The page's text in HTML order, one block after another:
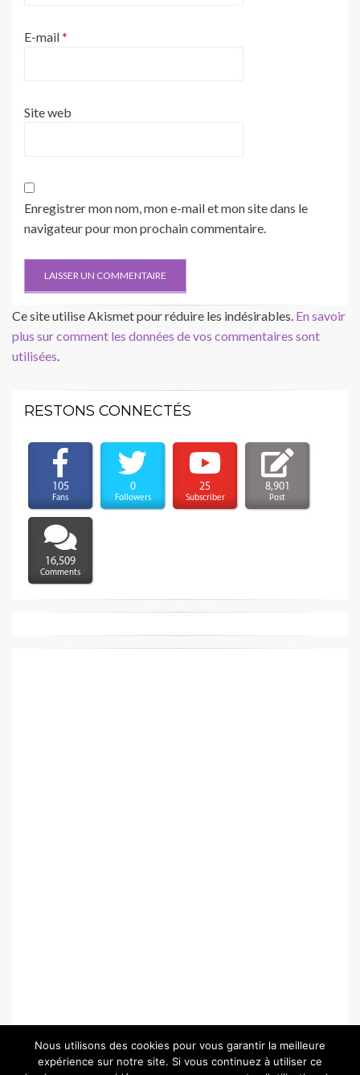
E-mail*
Site web
Enregistrer mon nom, mon e-mail et mon site dans le
navigateur pour mon prochain commentaire.
Ce site utilise Akismet pour réduire les indésirables. En savoir
plus sur comment les données de vos commentaires sont
utilisées.
RESTONS CONNECTÉS
105
Fans
0
Followers
25
Subscriber
8,901
Post
16,509
Comments
Nous utilisons des cookies pour vous garantir la meilleure
expérience sur notre site. Si vous continuez à utiliser ce